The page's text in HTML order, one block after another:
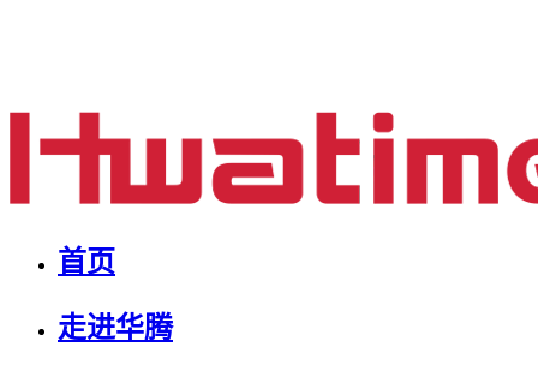
首页
走进华腾